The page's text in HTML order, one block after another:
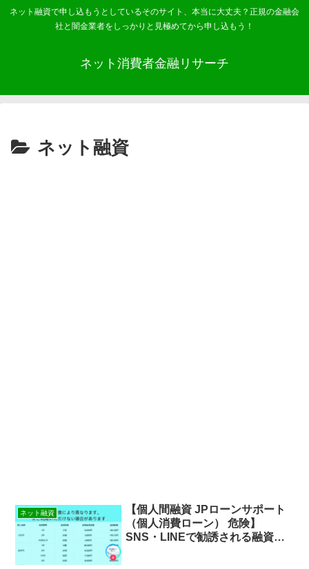
ネット融資で申し込もうとしているそのサイト、本当に大丈夫？正規の金融会
社と闇金業者をしっかりと見極めてから申し込もう！
ネット消費者金融リサーチ
ネット融資
ネット融資
【個人間融資 JPローンサポート
（個人消費ローン） 危険】
SNS・LINEで勧誘される融資の